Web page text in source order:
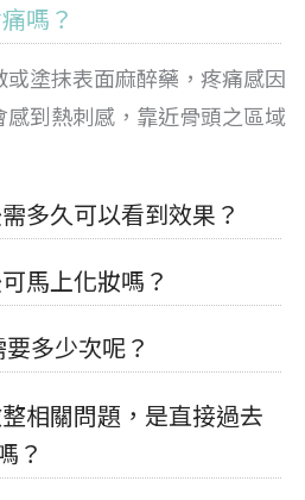
嗎？
或塗抹表面麻醉藥，疼痛感因
到熱刺感，靠近骨頭之區域
多久可以看到效果？
馬上化妝嗎？
多少次呢？
相關問題，是直接過去
？